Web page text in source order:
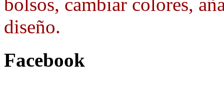
bolsos, cambiar colores,
diseño.
Facebook